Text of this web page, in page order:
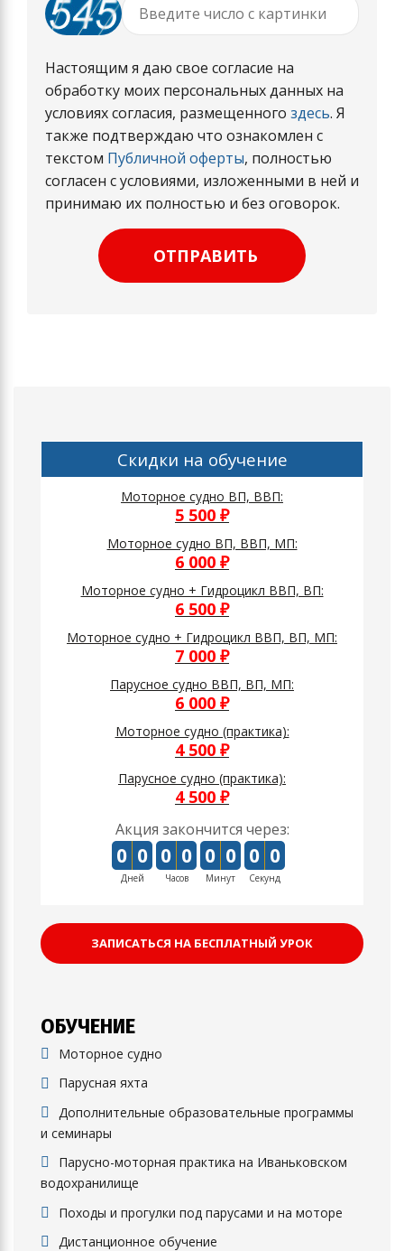
Настоящим я даю свое согласие на
обработку моих персональных данных на
условиях согласия, размещенного здесь. Я
также подтверждаю что ознакомлен с
текстом Публичной оферты, полностью
согласен с условиями, изложенными в ней и
принимаю их полностью и без оговорок.
ОТПРАВИТЬ
Скидки на обучение
Моторное судно ВП, ВВП:
5 500 ₽
Моторное судно ВП, ВВП, МП:
6 000 ₽
Моторное судно + Гидроцикл ВВП, ВП:
6 500 ₽
Моторное судно + Гидроцикл ВВП, ВП, МП:
7 000 ₽
Парусное судно ВВП, ВП, МП:
6 000 ₽
Моторное судно (практика):
4 500 ₽
Парусное судно (практика):
4 500 ₽
Акция закончится через:
0 0
Дней
0 0
Часов
0 0
Минут
0 0
Секунд
ЗАПИСАТЬСЯ НА БЕСПЛАТНЫЙ УРОК
ОБУЧЕНИЕ
Моторное судно
Парусная яхта
Дополнительные образовательные программы
и семинары
Парусно-моторная практика на Иваньковском
водохранилище
Походы и прогулки под парусами и на моторе
Дистанционное обучение